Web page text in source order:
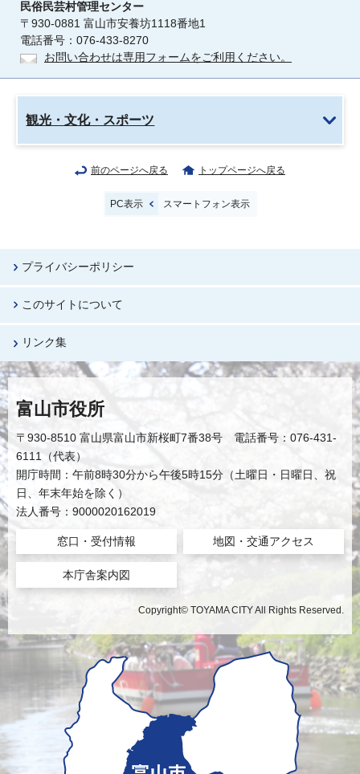
民俗民芸村管理センター
〒930-0881 富山市安養坊1118番地1
電話番号：076-433-8270
お問い合わせは専用フォームをご利用ください。
観光・文化・スポーツ
前のページへ戻る トップページへ戻る
PC表示 スマートフォン表示
プライバシーポリシー
このサイトについて
リンク集
富山市役所
〒930-8510 富山県富山市新桜町7番38号 電話番号：076-431-
6111（代表）
開庁時間：午前8時30分から午後5時15分（土曜日・日曜日、祝
日、年末年始を除く）
法人番号：9000020162019
窓口・受付情報 地図・交通アクセス
本庁舎案内図
Copyright© TOYAMA CITY All Rights Reserved.